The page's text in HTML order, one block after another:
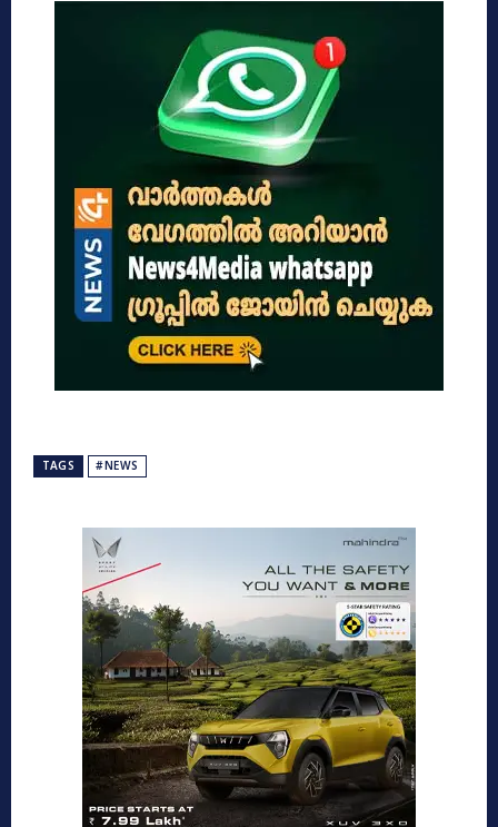
TAGS #NEWS